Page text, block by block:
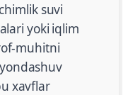
suvi
yoki iqlim
muhitni
xavflar